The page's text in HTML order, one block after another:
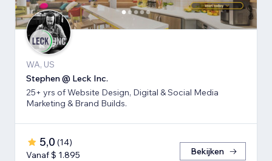
WA, US
Stephen @ Leck Inc.
25+ yrs of Website Design, Digital & Social Media
Marketing & Brand Builds.
5,0 (14)
Vanaf $ 1.895
Bekijken